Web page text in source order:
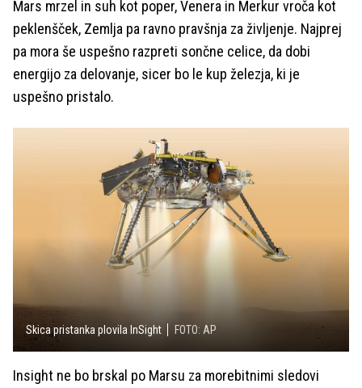
Mars mrzel in suh kot poper, Venera in Merkur vroča kot
peklenšček, Zemlja pa ravno pravšnja za življenje. Najprej
pa mora še uspešno razpreti sončne celice, da dobi
energijo za delovanje, sicer bo le kup železja, ki je
uspešno pristalo.
Skica pristanka plovila InSight FOTO: AP
Insight ne bo brskal po Marsu za morebitnimi sledovi